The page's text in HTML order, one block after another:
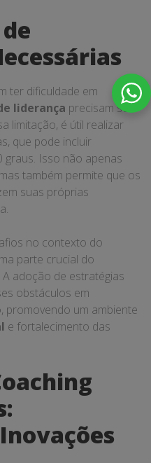
ter dificuldade em
liderança precisam ser
limitação, é útil realizar
que pode incluir
graus. Isso não apenas
também permite que os
suas próprias
no contexto do
parte crucial do
adoção de estratégias
obstáculos em
promovendo um ambiente
e fortalecimento das